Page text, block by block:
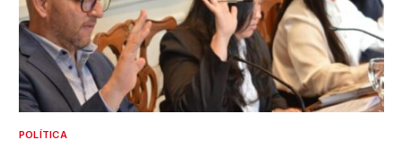
POLÍTICA